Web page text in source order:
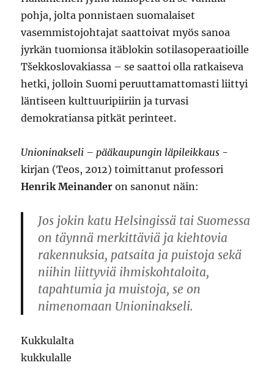
pohja, jolta ponnistaen suomalaiset
vasemmistojohtajat saattoivat myös sanoa
jyrkän tuomionsa itäblokin sotilasoperaatioille
Tšekkoslovakiassa – se saattoi olla ratkaiseva
hetki, jolloin Suomi peruuttamattomasti liittyi
läntiseen kulttuuripiiriin ja turvasi
demokratiansa pitkät perinteet.
Unioninakseli – pääkaupungin läpileikkaus -
kirjan (Teos, 2012) toimittanut professori
Henrik Meinander on sanonut näin:
Jos jokin katu Helsingissä tai Suomessa
on täynnä merkittäviä ja kiehtovia
rakennuksia, patsaita ja puistoja sekä
niihin liittyviä ihmiskohtaloita,
tapahtumia ja muistoja, se on
nimenomaan Unioninakseli.
Kukkulalta
kukkulalle